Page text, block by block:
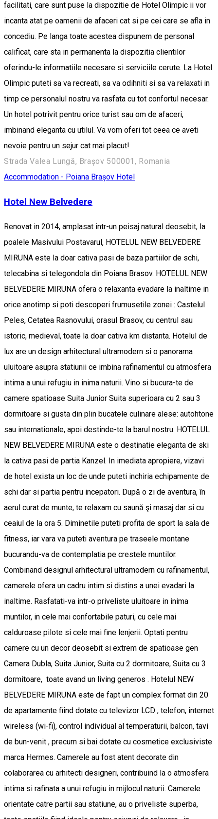
facilitati, care sunt puse la dispozitie de Hotel Olimpic ii vor
incanta atat pe oamenii de afaceri cat si pe cei care se afla in
concediu. Pe langa toate acestea dispunem de personal
calificat, care sta in permanenta la dispozitia clientilor
oferindu-le informatiile necesare si serviciile cerute. La Hotel
Olimpic puteti sa va recreati, sa va odihniti si sa va relaxati in
timp ce personalul nostru va rasfata cu tot confortul necesar.
Un hotel potrivit pentru orice turist sau om de afaceri,
imbinand eleganta cu utilul. Va vom oferi tot ceea ce aveti
nevoie pentru un sejur cat mai placut!
Strada Valea Lungă, Brașov 500001, Romania
Accommodation - Poiana Brașov Hotel
Hotel New Belvedere
Renovat in 2014, amplasat intr-un peisaj natural deosebit, la
poalele Masivului Postavarul, HOTELUL NEW BELVEDERE
MIRUNA este la doar cativa pasi de baza partiilor de schi,
telecabina si telegondola din Poiana Brasov. HOTELUL NEW
BELVEDERE MIRUNA ofera o relaxanta evadare la inaltime in
orice anotimp si poti descoperi frumusetile zonei : Castelul
Peles, Cetatea Rasnovului, orasul Brasov, cu centrul sau
istoric, medieval, toate la doar cativa km distanta. Hotelul de
lux are un design arhitectural ultramodern si o panorama
uluitoare asupra statiunii ce imbina rafinamentul cu atmosfera
intima a unui refugiu in inima naturii. Vino si bucura-te de
camere spatioase Suita Junior Suita superioara cu 2 sau 3
dormitoare si gusta din plin bucatele culinare alese: autohtone
sau internationale, apoi destinde-te la barul nostru. HOTELUL
NEW BELVEDERE MIRUNA este o destinatie eleganta de ski
la cativa pasi de partia Kanzel. In imediata apropiere, vizavi
de hotel exista un loc de unde puteti inchiria echipamente de
schi dar si partia pentru incepatori. După o zi de aventura, în
aerul curat de munte, te relaxam cu saună şi masaj dar si cu
ceaiul de la ora 5. Diminetile puteti profita de sport la sala de
fitness, iar vara va puteti aventura pe traseele montane
bucurandu-va de contemplatia pe crestele muntilor.
Combinand designul arhitectural ultramodern cu rafinamentul,
camerele ofera un cadru intim si distins a unei evadari la
inaltime. Rasfatati-va intr-o priveliste uluitoare in inima
muntilor, in cele mai confortabile paturi, cu cele mai
calduroase pilote si cele mai fine lenjerii. Optati pentru
camere cu un decor deosebit si extrem de spatioase gen
Camera Dubla, Suita Junior, Suita cu 2 dormitoare, Suita cu 3
dormitoare, toate avand un living generos . Hotelul NEW
BELVEDERE MIRUNA este de fapt un complex format din 20
de apartamente fiind dotate cu televizor LCD , telefon, internet
wireless (wi-fi), control individual al temperaturii, balcon, tavi
de bun-venit , precum si bai dotate cu cosmetice exclusiviste
marca Hermes. Camerele au fost atent decorate din
colaborarea cu arhitecti designeri, contribuind la o atmosfera
intima si rafinata a unui refugiu in mijlocul naturii. Camerele
orientate catre partii sau statiune, au o priveliste superba,